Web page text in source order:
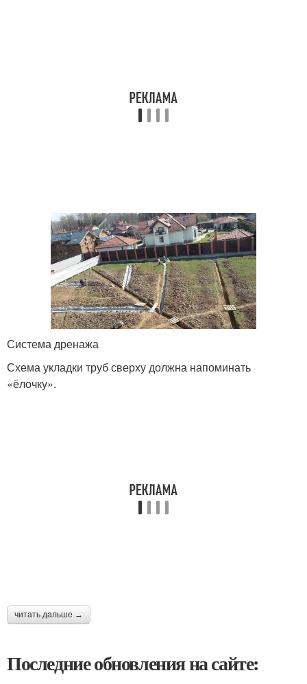
Система дренажа
Схема укладки труб сверху должна напоминать
«ёлочку».
читать дальше →
Последние обновления на сайте: